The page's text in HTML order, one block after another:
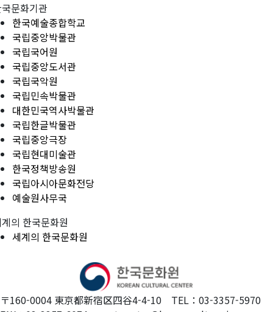
문화기관
한국예술종합학교
국립중앙박물관
국립국어원
국립중앙도서관
국립국악원
국립민속박물관
대한민국역사박물관
국립한글박물관
국립중앙극장
국립현대미술관
한국정책방송원
국립아시아문화전당
예술원사무국
의 한국문화원
세계의 한국문화원
〒160-0004 東京都新宿区四谷4-4-10 TEL：03-3357-5970